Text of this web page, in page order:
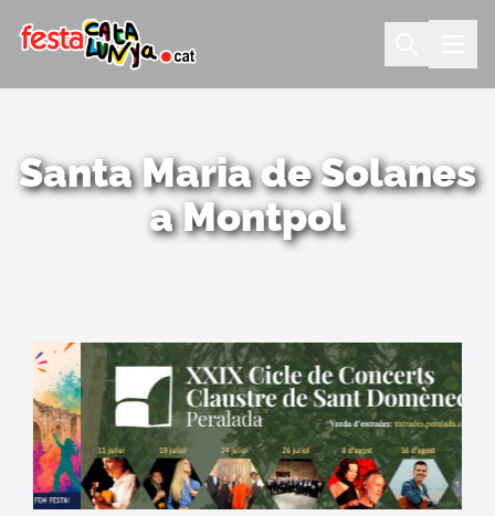
Santa Maria de Solanes
a Montpol